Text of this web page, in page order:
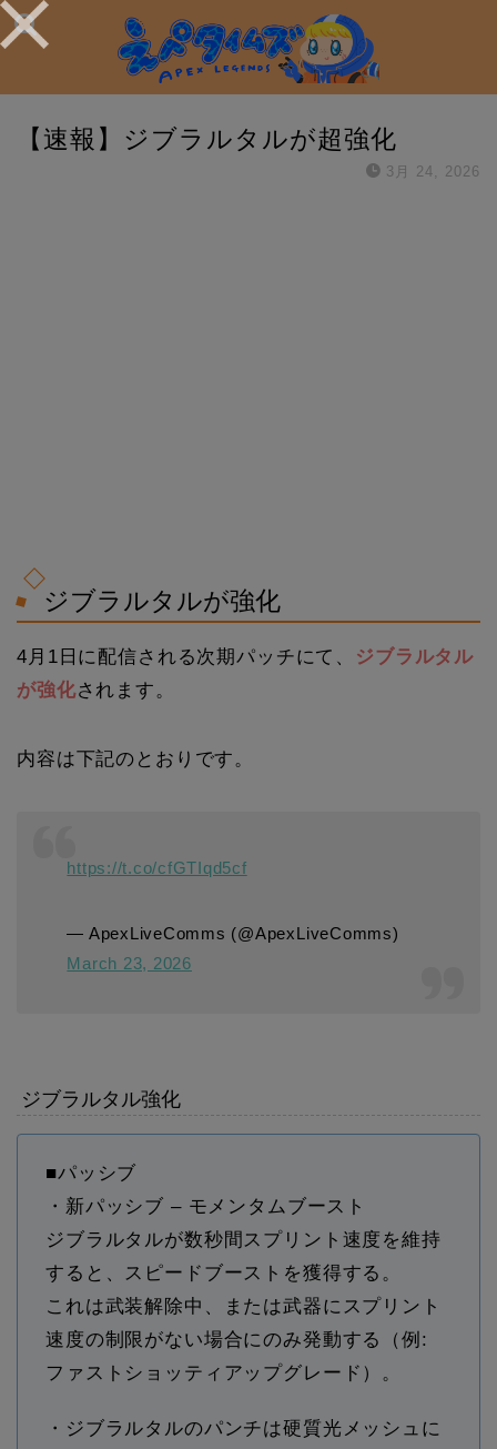
【速報】ジブラルタルが超強化
3月 24, 2026
ジブラルタルが強化
4月1日に配信される次期パッチにて、 ジブラルタル
が強化されます。
内容は下記のとおりです。
https://t.co/cfGTIqd5cf
— ApexLiveComms (@ApexLiveComms)
March 23, 2026
ジブラルタル強化
■パッシブ
・新パッシブ – モメンタムブースト
ジブラルタルが数秒間スプリント速度を維持
すると、スピードブーストを獲得する。
これは武装解除中、または武器にスプリント
速度の制限がない場合にのみ発動する（例:
ファストショッティアップグレード）。
・ジブラルタルのパンチは硬質光メッシュに